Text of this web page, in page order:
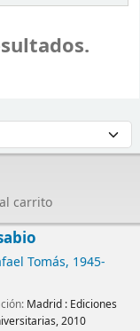
carrito
Tomás, 1945-
Madrid : Ediciones
2010